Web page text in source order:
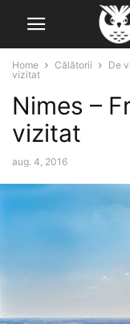
Home Călătorii De
vizitat
Nimes –
vizitat
aug. 4, 2016